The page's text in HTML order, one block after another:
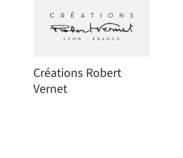
Créations Robert
Vernet